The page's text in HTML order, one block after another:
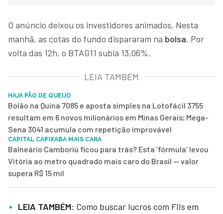
O anúncio deixou os investidores animados. Nesta
manhã, as cotas do fundo dispararam na bolsa. Por
volta das 12h, o BTAG11 subia 13,06%.
LEIA TAMBÉM
HAJA PÃO DE QUEIJO
Bolão na Quina 7085 e aposta simples na Lotofácil 3755
resultam em 6 novos milionários em Minas Gerais; Mega-
Sena 3041 acumula com repetição improvável
CAPITAL CAPIXABA MAIS CARA
Balneário Camboriú ficou para trás? Esta ‘fórmula’ levou
Vitória ao metro quadrado mais caro do Brasil — valor
supera R$ 15 mil
LEIA TAMBÉM: Como buscar lucros com FIIs em